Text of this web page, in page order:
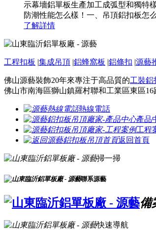
示幕墻鋁單板生產加工成弧型和獨特
防潮性能怎么樣！一、吊頂鋁扣板怎
了解詳情
工程扣板 |集成吊頂 |鋁蜂窩板 |鋁條扣 |源藝
佛山源藝裝飾20年來專注于高品質的工裝鋁
佛山市南海區獅山鎮羅村聯和工業區東區16
熱線電話
產品
工程
返回首頁
掃一掃
聯系源藝
備
快速導航